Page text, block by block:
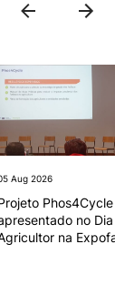
Aug 2026
Phos4Cycle
no
na